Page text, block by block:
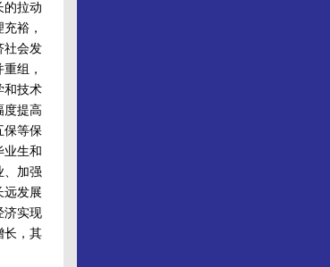
的拉动
裕，
社会发
组，
和技术
度提高
保等保
业生和
、加强
远发展
济实现
长，其